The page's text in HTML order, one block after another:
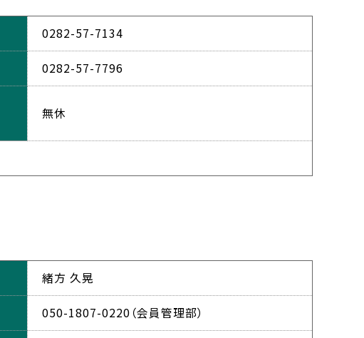
0282-57-7134
0282-57-7796
無休
緒方 久晃
050-1807-0220（会員管理部）